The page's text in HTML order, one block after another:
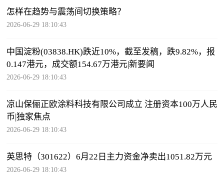
怎样在趋势与震荡间切换策略？
2026-06-29 18:10:43
中国淀粉(03838.HK)跌近10%，截至发稿，跌9.82%，报
0.147港元，成交额154.67万港元|新要闻
2026-06-29 18:10:43
凉山保俪正欧涂料科技有限公司成立 注册资本100万人民
币|独家焦点
2026-06-29 18:10:43
英思特（301622）6月22日主力资金净卖出1051.82万元
2026-06-29 18:10:43